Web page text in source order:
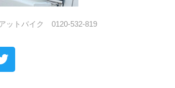
ットバイク 0120-532-819